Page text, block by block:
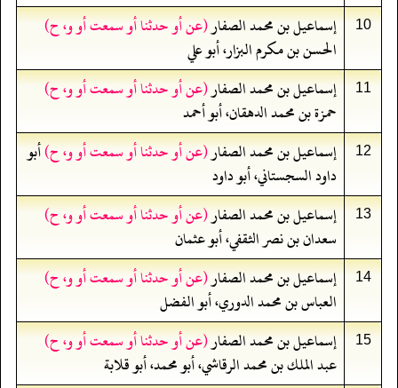
10 إسماعيل بن محمد الصفار(عن أو حدثنا أو سمعت أو و، ح)
الحسن بن مكرم البزار، أبو علي
11 إسماعيل بن محمد الصفار(عن أو حدثنا أو سمعت أو و، ح)
حمزة بن محمد الدهقان، أبو أحمد
12 إسماعيل بن محمد الصفار(عن أو حدثنا أو سمعت أو و، ح)أبو
داود السجستاني، أبو داود
13 إسماعيل بن محمد الصفار(عن أو حدثنا أو سمعت أو و، ح)
سعدان بن نصر الثقفي، أبو عثمان
14 إسماعيل بن محمد الصفار(عن أو حدثنا أو سمعت أو و، ح)
العباس بن محمد الدوري، أبو الفضل
15 إسماعيل بن محمد الصفار(عن أو حدثنا أو سمعت أو و، ح)
عبد الملك بن محمد الرقاشي، أبو محمد، أبو قلابة